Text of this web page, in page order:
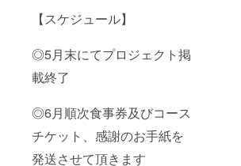
【スケジュール】
◎5月末にてプロジェクト掲
載終了
◎6月順次食事券及びコース
チケット、感謝のお手紙を
発送させて頂きます